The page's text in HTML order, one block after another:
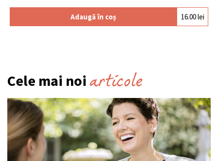
Adaugă în coș 16.00lei
Cele mai noi articole